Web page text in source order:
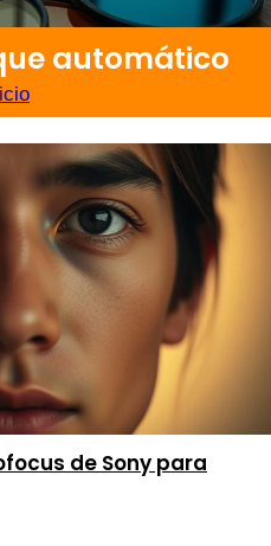
automático
de Sony para